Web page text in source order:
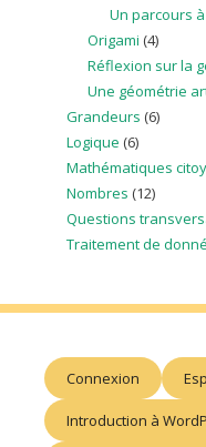
Un parcours
Origami (4)
Réflexion sur la
Une géométrie
Grandeurs (6)
Logique (6)
Mathématiques
Nombres (12)
Questions
Traitement de
Connexion
Introduction à